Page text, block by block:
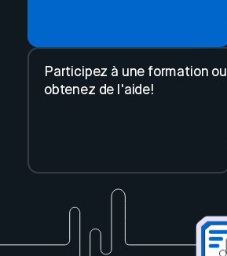
Participez à une formation ou
obtenez de l'aide!